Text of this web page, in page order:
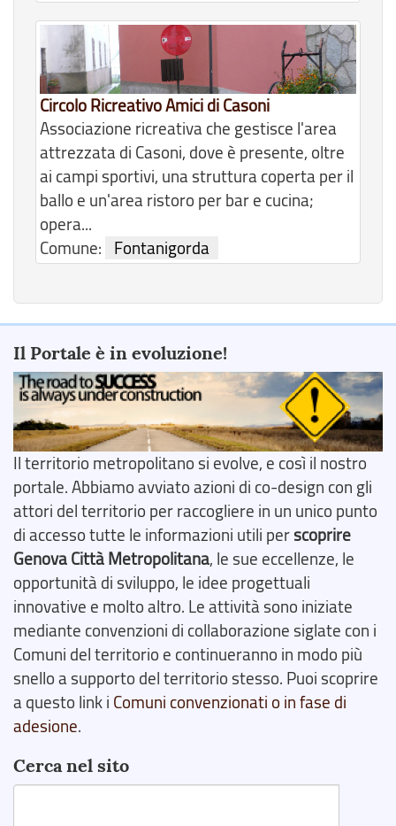
Circolo Ricreativo Amici di Casoni
Associazione ricreativa che gestisce l'area
attrezzata di Casoni, dove è presente, oltre
ai campi sportivi, una struttura coperta per il
ballo e un'area ristoro per bar e cucina;
opera...
Comune:
Fontanigorda
Il Portale è in evoluzione!
Il territorio metropolitano si evolve, e così il nostro
portale. Abbiamo avviato azioni di co-design con gli
attori del territorio per raccogliere in un unico punto
di accesso tutte le informazioni utili perscoprire
Genova Città Metropolitana, le sue eccellenze, le
opportunità di sviluppo, le idee progettuali
innovative e molto altro. Le attività sono iniziate
mediante convenzioni di collaborazione siglate con i
Comuni del territorio e continueranno in modo più
snello a supporto del territorio stesso. Puoi scoprire
a questo link i Comuni convenzionati o in fase di
adesione.
Cerca nel sito